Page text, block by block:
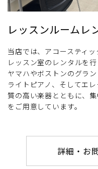
レッスンルームレ
当店では、アコースティ
レッスン室のレンタルを行
ヤマハやボストンのグラ
ライトピアノ、そしてエ
質の高い楽器とともに、
をご用意しています。
詳細・お